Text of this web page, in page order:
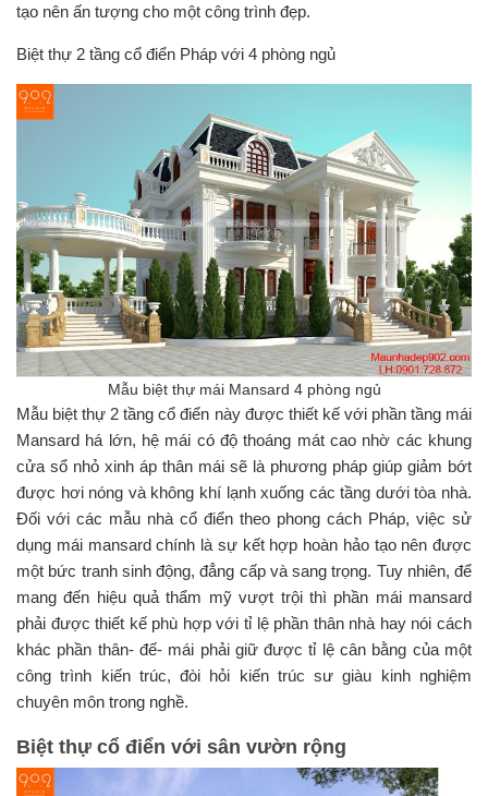
tạo nên ấn tượng cho một công trình đẹp.
Biệt thự 2 tầng cổ điển Pháp với 4 phòng ngủ
Mẫu biệt thự mái Mansard 4 phòng ngủ
Mẫu biệt thự 2 tầng cổ điển này được thiết kế với phần tầng mái
Mansard há lớn, hệ mái có độ thoáng mát cao nhờ các khung
cửa sổ nhỏ xinh áp thân mái sẽ là phương pháp giúp giảm bớt
được hơi nóng và không khí lạnh xuống các tầng dưới tòa nhà.
Đối với các mẫu nhà cổ điển theo phong cách Pháp, việc sử
dụng mái mansard chính là sự kết hợp hoàn hảo tạo nên được
một bức tranh sinh động, đẳng cấp và sang trọng. Tuy nhiên, để
mang đến hiệu quả thẩm mỹ vượt trội thì phần mái mansard
phải được thiết kế phù hợp với tỉ lệ phần thân nhà hay nói cách
khác phần thân- đế- mái phải giữ được tỉ lệ cân bằng của một
công trình kiến trúc, đòi hỏi kiến trúc sư giàu kinh nghiệm
chuyên môn trong nghề.
Biệt thự cổ điển với sân vườn rộng